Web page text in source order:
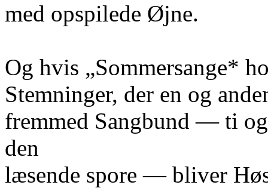
med opspilede Øjne.
Og hvis „Sommersange*
Stemninger, der en og
fremmed Sangbund — ti
den
læsende spore — bliver